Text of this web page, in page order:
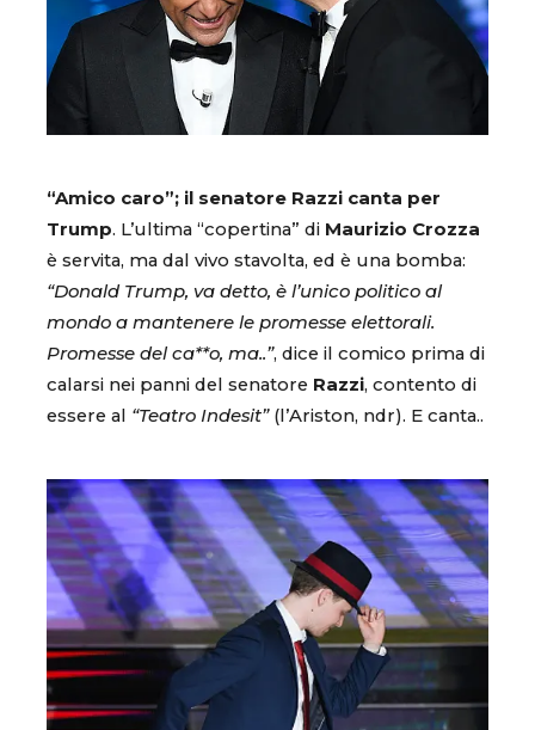
“Amico caro”; il senatore Razzi canta per
Trump. L’ultima “copertina” di Maurizio Crozza
è servita, ma dal vivo stavolta, ed è una bomba:
“Donald Trump, va detto, è l’unico politico al
mondo a mantenere le promesse elettorali.
Promesse del ca**o, ma..”, dice il comico prima di
calarsi nei panni del senatore Razzi, contento di
essere al “Teatro Indesit”(l’Ariston, ndr). E canta..